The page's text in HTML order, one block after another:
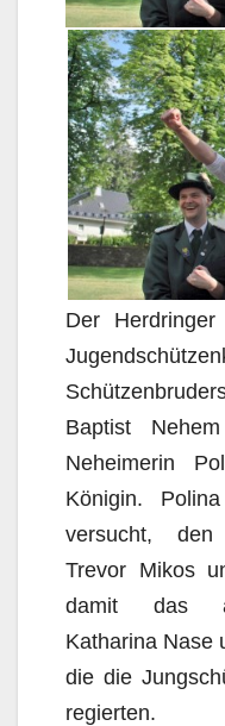
Der
Baptist
Neheimerin
Königin.
versucht, den
Trevor Mikos
damit das
Katharina Nase
die die
regierten.